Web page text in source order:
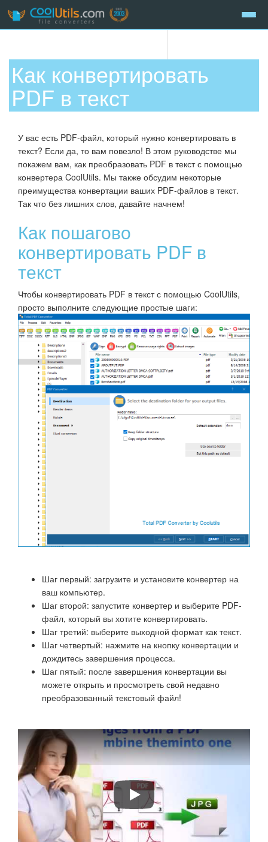
Как конвертировать
PDF в текст
У вас есть PDF-файл, который нужно конвертировать в
текст? Если да, то вам повезло! В этом руководстве мы
покажем вам, как преобразовать PDF в текст с помощью
конвертера CoolUtils. Мы также обсудим некоторые
преимущества конвертации ваших PDF-файлов в текст.
Так что без лишних слов, давайте начнем!
Как пошагово
конвертировать PDF в
текст
Чтобы конвертировать PDF в текст с помощью CoolUtils,
просто выполните следующие простые шаги:
Шаг первый: загрузите и установите конвертер на
ваш компьютер.
Шаг второй: запустите конвертер и выберите PDF-
файл, который вы хотите конвертировать.
Шаг третий: выберите выходной формат как текст.
Шаг четвертый: нажмите на кнопку конвертации и
дождитесь завершения процесса.
Шаг пятый: после завершения конвертации вы
можете открыть и просмотреть свой недавно
преобразованный текстовый файл!
How to Convert PDF Files To